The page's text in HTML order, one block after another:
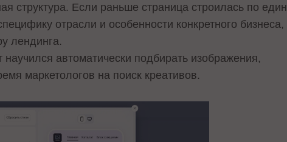
структура. Если раньше страница строилась по
отрасли и особенности конкретного бизнеса,
лендинга.
автоматически подбирать изображения,
маркетологов на поиск креативов.